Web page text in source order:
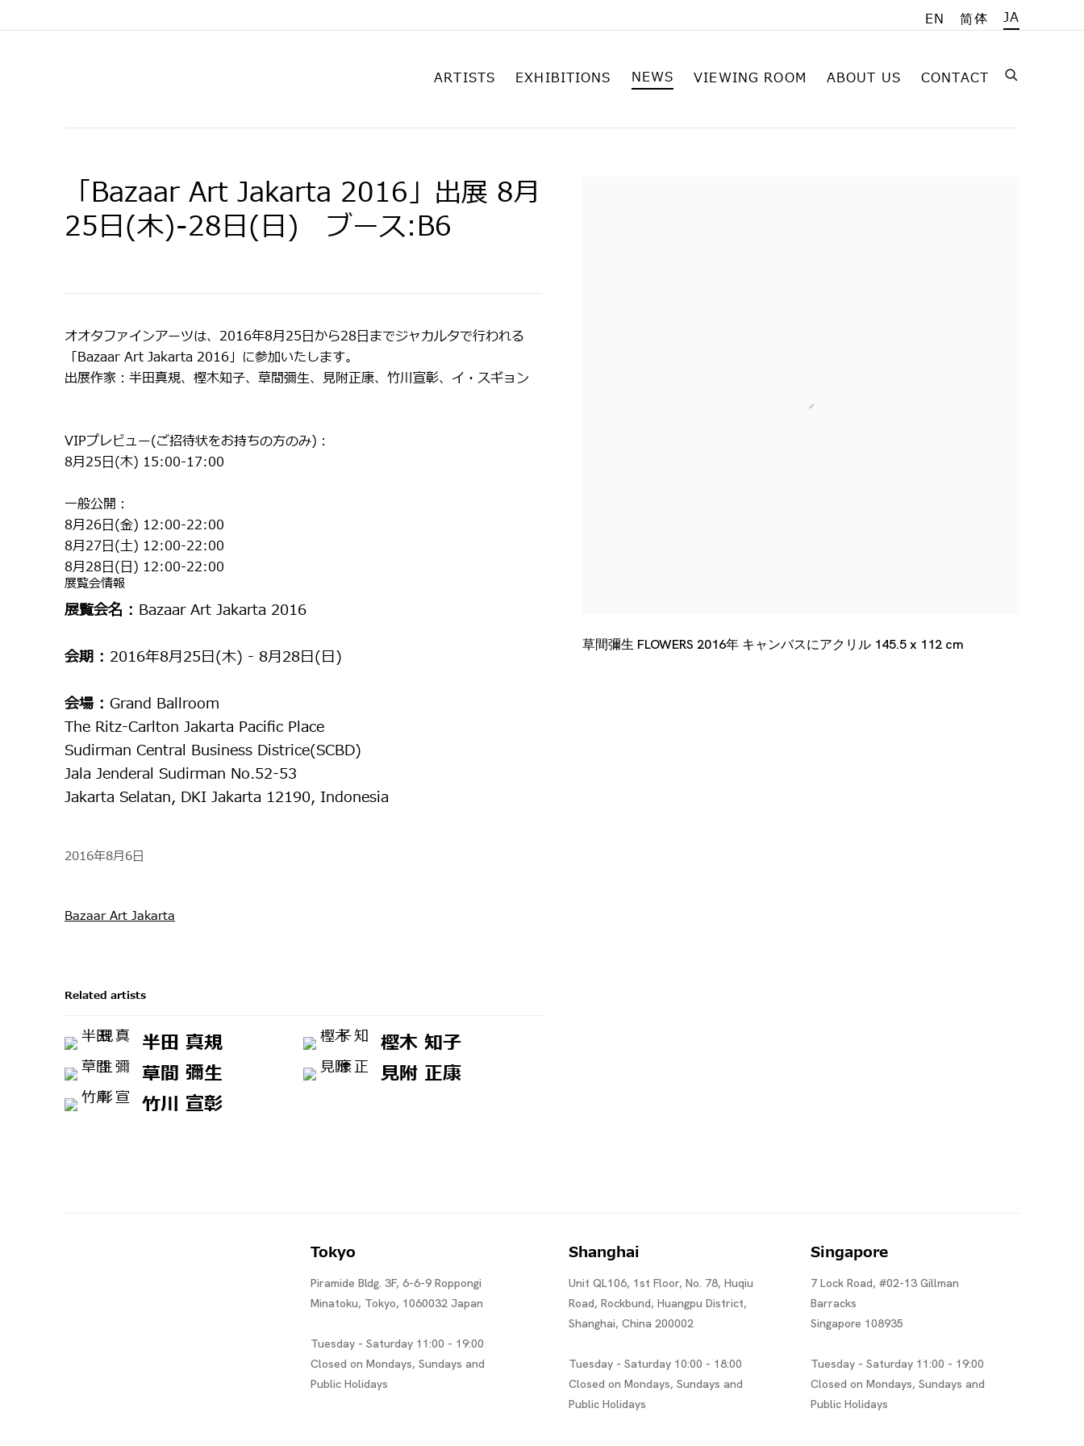
ARTISTS EXHIBITIONS NEWS VIEWING ROOM ABOUT US CONTACT
EN 简体 JA
「Bazaar Art Jakarta 2016」出展 8月
25日(木)-28日(日) ブース:B6
草間彌生 FLOWERS 2016年 キャンバスにアクリル 145.5 x 112 cm
オオタファインアーツは、2016年8月25日から28日までジャカルタで行われる
「Bazaar Art Jakarta 2016」に参加いたします。
出展作家：半田真規、樫木知子、草間彌生、見附正康、竹川宣彰、イ・スギョン
VIPプレビュー(ご招待状をお持ちの方のみ)：
8月25日(木) 15:00-17:00
一般公開：
8月26日(金) 12:00-22:00
8月27日(土) 12:00-22:00
8月28日(日) 12:00-22:00
展覧会情報
展覧会名 : Bazaar Art Jakarta 2016
会期 : 2016年8月25日(木) - 8月28日(日)
会場 : Grand Ballroom
The Ritz-Carlton Jakarta Pacific Place
Sudirman Central Business Districe(SCBD)
Jala Jenderal Sudirman No.52-53
Jakarta Selatan, DKI Jakarta 12190, Indonesia
2016年8月6日
Bazaar Art Jakarta
Related artists
半田 真規
樫木 知子
草間 彌生
見附 正康
竹川 宣彰
Tokyo
Piramide Bldg. 3F, 6-6-9 Roppongi
Minatoku, Tokyo, 1060032 Japan
Tuesday - Saturday 11:00 - 19:00
Closed on Mondays, Sundays and
Public Holidays
Shanghai
Unit QL106, 1st Floor, No. 78, Huqiu
Road, Rockbund, Huangpu District,
Shanghai, China 200002
Tuesday - Saturday 10:00 - 18:00
Closed on Mondays, Sundays and
Public Holidays
Singapore
7 Lock Road, #02-13 Gillman
Barracks
Singapore 108935
Tuesday - Saturday 11:00 - 19:00
Closed on Mondays, Sundays and
Public Holidays